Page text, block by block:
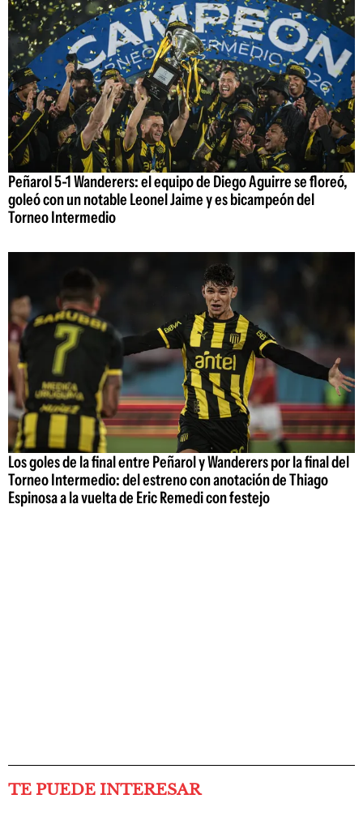
Peñarol 5-1 Wanderers: el equipo de Diego Aguirre se floreó,
goleó con un notable Leonel Jaime y es bicampeón del
Torneo Intermedio
Los goles de la final entre Peñarol y Wanderers por la final del
Torneo Intermedio: del estreno con anotación de Thiago
Espinosa a la vuelta de Eric Remedi con festejo
TE PUEDE INTERESAR